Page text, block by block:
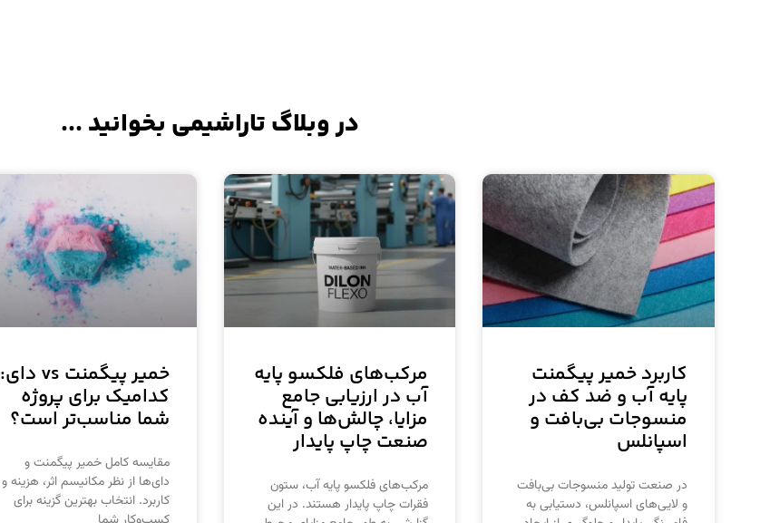
در وبلاگ تاراشیمی بخوانید ...
کاربرد خمیر پیگمنت
پایه آب و ضد کف در
منسوجات بی‌بافت و
اسپانلس
در صنعت تولید منسوجات بی‌بافت
و لایی‌های اسپانلس، دستیابی به
مرکب‌های فلکسو پایه
آب در ارزیابی جامع
مزایا، چالش‌ها و آینده
صنعت چاپ پایدار
مرکب‌های فلکسو پایه آب، ستون
فقرات چاپ پایدار هستند. در این
خمیر پیگمنت vs دای:
کدامیک برای پروژه
شما مناسب‌تر است؟
مقایسه کامل خمیر پیگمنت و
دای‌ها از نظر مکانیسم اثر، هزینه و
کاربرد. انتخاب بهترین گزینه برای